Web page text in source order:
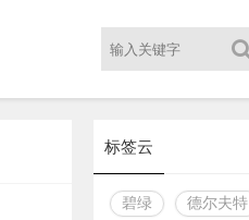
标签云
碧绿 德尔夫特